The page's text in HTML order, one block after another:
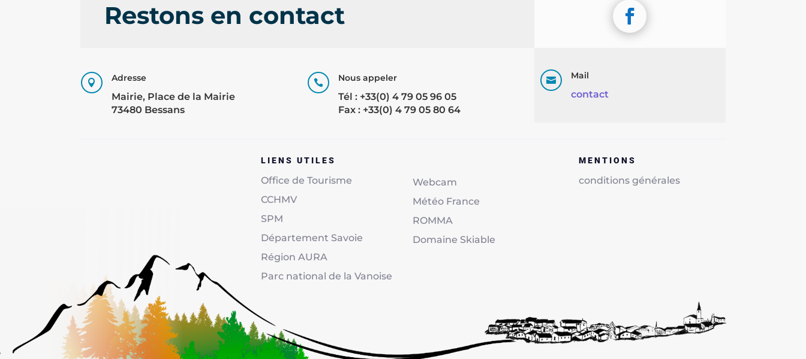
Restons en contact
 Adresse
Mairie, Place de la Mairie
73480 Bessans
 Nous appeler
Tél : +33(0) 4 79 05 96 05
Fax : +33(0) 4 79 05 80 64
 Mail
contact
LIENS UTILES
Office de Tourisme
CCHMV
SPM
Département Savoie
Région AURA
Parc national de la Vanoise
Webcam
Météo France
ROMMA
Domaine Skiable
MENTIONS
conditions générales